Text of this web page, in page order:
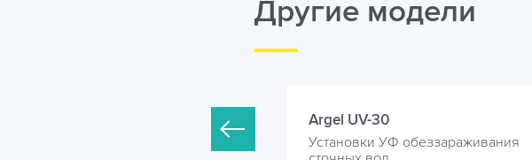
Другие модели
Argel UV-30
Установки УФ обеззараживания